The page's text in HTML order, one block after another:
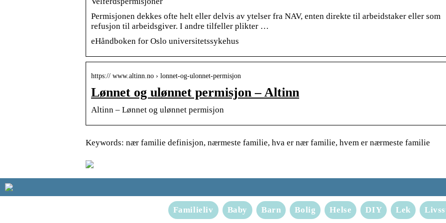
Permisjonen dekkes ofte helt eller delvis av ytelser fra NAV, enten direkte til arbeidstaker eller som
refusjon til arbeidsgiver. I andre tilfeller plikter …
eHåndboken for Oslo universitetssykehus
https:// www.altinn.no › lonnet-og-ulonnet-permisjon
Lønnet og ulønnet permisjon – Altinn
Altinn – Lønnet og ulønnet permisjon
Keywords: nær familie definisjon, nærmeste familie, hva er nær familie, hvem er nærmeste familie
Familieliv Baby Barn Bolig Helse DIY Lek